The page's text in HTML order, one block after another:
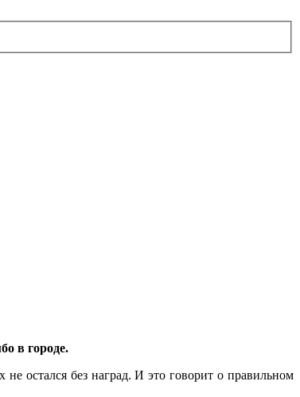
в городе.
остался без наград. И это говорит о правильном